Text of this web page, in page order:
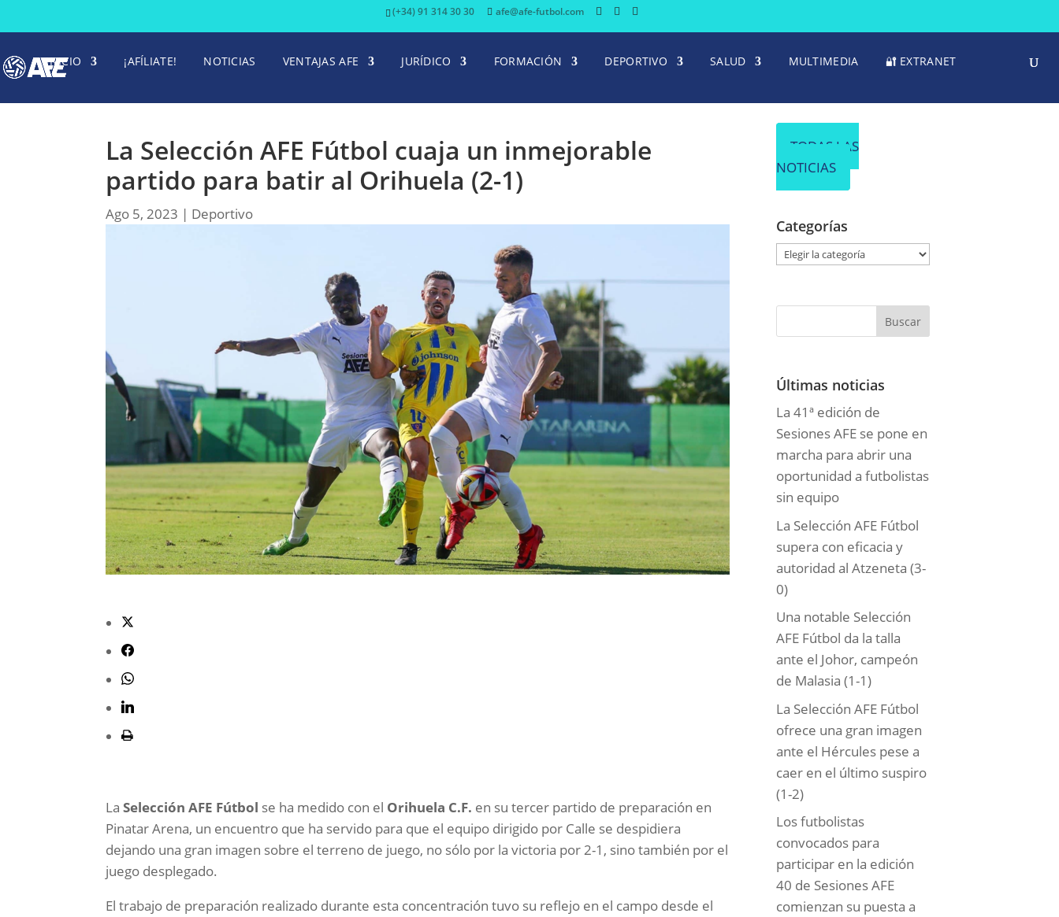
(+34) 91 314 30 30 afe@afe-futbol.com
INICIO ¡AFÍLIATE! NOTICIAS VENTAJAS AFE JURÍDICO FORMACIÓN DEPORTIVO SALUD MULTIMEDIA 🔐 EXTRANET
La Selección AFE Fútbol cuaja un inmejorable
partido para batir al Orihuela (2-1)
Ago 5, 2023 | Deportivo
La Selección AFE Fútbol se ha medido con el Orihuela C.F. en su tercer partido de preparación en
Pinatar Arena, un encuentro que ha servido para que el equipo dirigido por Calle se despidiera
dejando una gran imagen sobre el terreno de juego, no sólo por la victoria por 2-1, sino también por el
juego desplegado.
El trabajo de preparación realizado durante esta concentración tuvo su reflejo en el campo desde el
TODAS LAS
NOTICIAS
Categorías
g
r
a
s
Últimas noticias
La 41ª edición de
Sesiones AFE se pone en
marcha para abrir una
oportunidad a futbolistas
sin equipo
La Selección AFE Fútbol
supera con eficacia y
autoridad al Atzeneta (3-
0)
Una notable Selección
AFE Fútbol da la talla
ante el Johor, campeón
de Malasia (1-1)
La Selección AFE Fútbol
ofrece una gran imagen
ante el Hércules pese a
caer en el último suspiro
(1-2)
Los futbolistas
convocados para
participar en la edición
40 de Sesiones AFE
comienzan su puesta a